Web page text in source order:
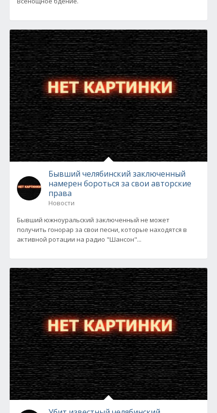
Бывший челябинский заключенный
намерен бороться за свои авторские
права
Новости
Бывший южноуральский заключенный не может
получить гонорар за свои песни, которые находятся в
активной ротации на радио "Шансон"...